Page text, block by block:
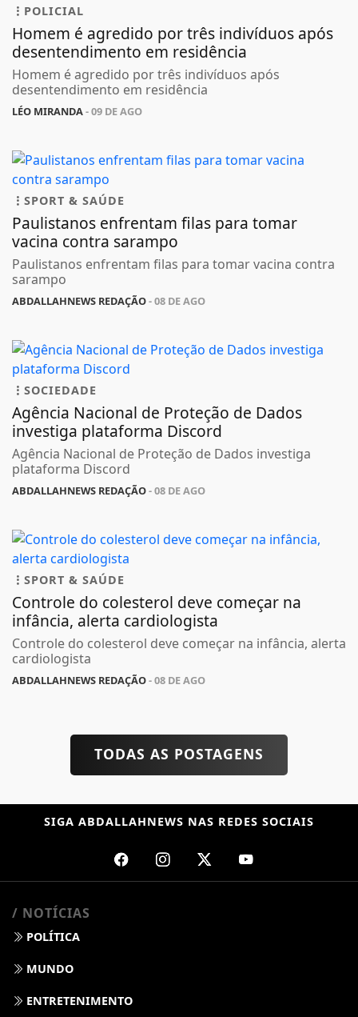
POLICIAL
Homem é agredido por três indivíduos após
desentendimento em residência
Homem é agredido por três indivíduos após
desentendimento em residência
LÉO MIRANDA- 09 DE AGO
SPORT & SAÚDE
Paulistanos enfrentam filas para tomar
vacina contra sarampo
Paulistanos enfrentam filas para tomar vacina contra
sarampo
ABDALLAHNEWS REDAÇÃO- 08 DE AGO
SOCIEDADE
Agência Nacional de Proteção de Dados
investiga plataforma Discord
Agência Nacional de Proteção de Dados investiga
plataforma Discord
ABDALLAHNEWS REDAÇÃO- 08 DE AGO
SPORT & SAÚDE
Controle do colesterol deve começar na
infância, alerta cardiologista
Controle do colesterol deve começar na infância, alerta
cardiologista
ABDALLAHNEWS REDAÇÃO- 08 DE AGO
TODAS AS POSTAGENS
SIGA ABDALLAHNEWS NAS REDES SOCIAIS
/ NOTÍCIAS
POLÍTICA
MUNDO
ENTRETENIMENTO